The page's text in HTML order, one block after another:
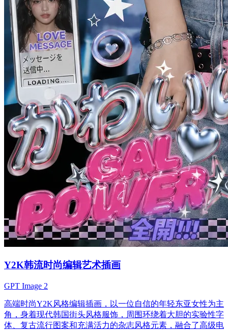
Y2K韩流时尚编辑艺术插画
GPT Image 2
高端时尚Y2K风格编辑插画，以一位自信的年轻东亚女性为主
角，身着现代韩国街头风格服饰，周围环绕着大胆的实验性字
体、复古流行图案和充满活力的杂志风格元素，融合了高级电